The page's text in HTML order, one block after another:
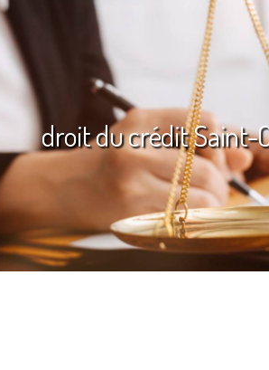
droit du crédit Saint-